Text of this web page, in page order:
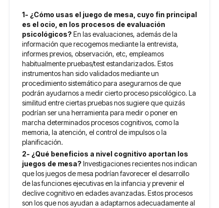
1- ¿Cómo usas el juego de mesa, cuyo fin principal
es el ocio, en los procesos de evaluación
psicológicos? En las evaluaciones, además de la
información que recogemos mediante la entrevista,
informes previos, observación, etc, empleamos
habitualmente pruebas/test estandarizados. Estos
instrumentos han sido validados mediante un
procedimiento sistemático para asegurarnos de que
podrán ayudarnos a medir cierto proceso psicológico. La
similitud entre ciertas pruebas nos sugiere que quizás
podrían ser una herramienta para medir o poner en
marcha determinados procesos cognitivos, como la
memoria, la atención, el control de impulsos o la
planificación.
2- ¿Qué beneficios a nivel cognitivo aportan los
juegos de mesa? Investigaciones recientes nos indican
que los juegos de mesa podrían favorecer el desarrollo
de las funciones ejecutivas en la infancia y prevenir el
declive cognitivo en edades avanzadas. Estos procesos
son los que nos ayudan a adaptarnos adecuadamente al